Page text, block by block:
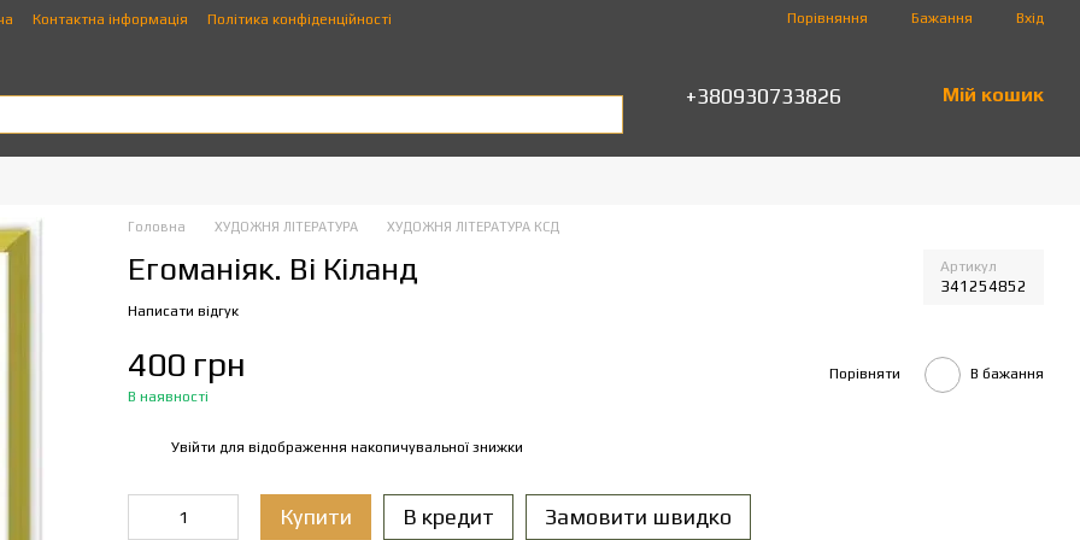
Контактна інформація Політика конфіденційності Порівняння Бажання Вхід
+380930733826 Мій кошик
Головна ХУДОЖНЯ ЛІТЕРАТУРА ХУДОЖНЯ ЛІТЕРАТУРА КСД
Егоманіяк. Ві Кіланд Артикул
341254852
Написати відгук
400 грн
В наявності
Порівняти В бажання
Увійти для відображення накопичувальної знижки
Купити В кредит Замовити швидко